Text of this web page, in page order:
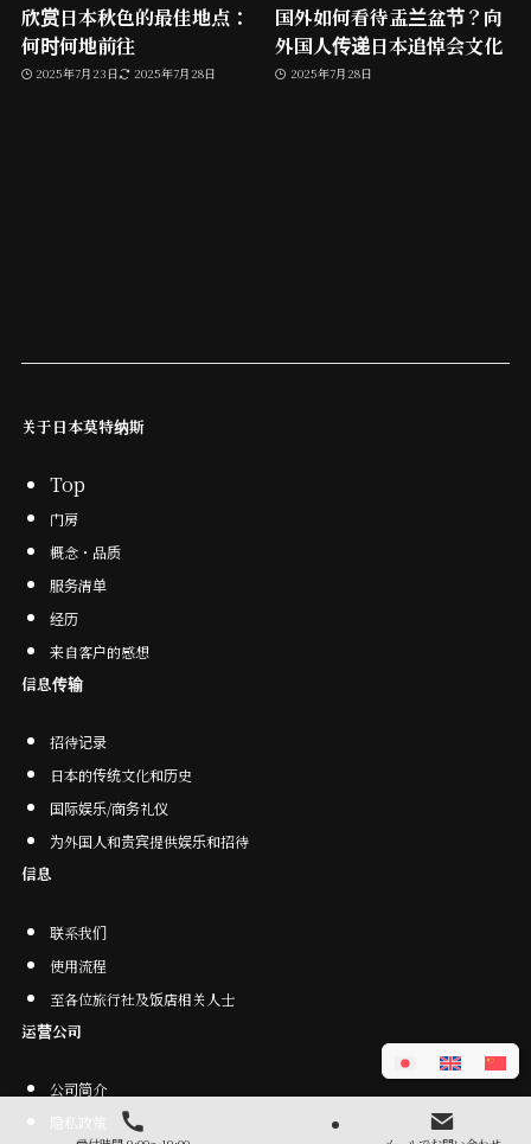
欣赏日本秋色的最佳地点：
何时何地前往
2025年7月23日 2025年7月28日
国外如何看待盂兰盆节？向
外国人传递日本追悼会文化
2025年7月28日
关于日本莫特纳斯
Top
门房
概念・品质
服务清单
经历
来自客户的感想
信息传输
招待记录
日本的传统文化和历史
国际娱乐/商务礼仪
为外国人和贵宾提供娱乐和招待
信息
联系我们
使用流程
至各位旅行社及饭店相关人士
运营公司
公司简介
隐私政策